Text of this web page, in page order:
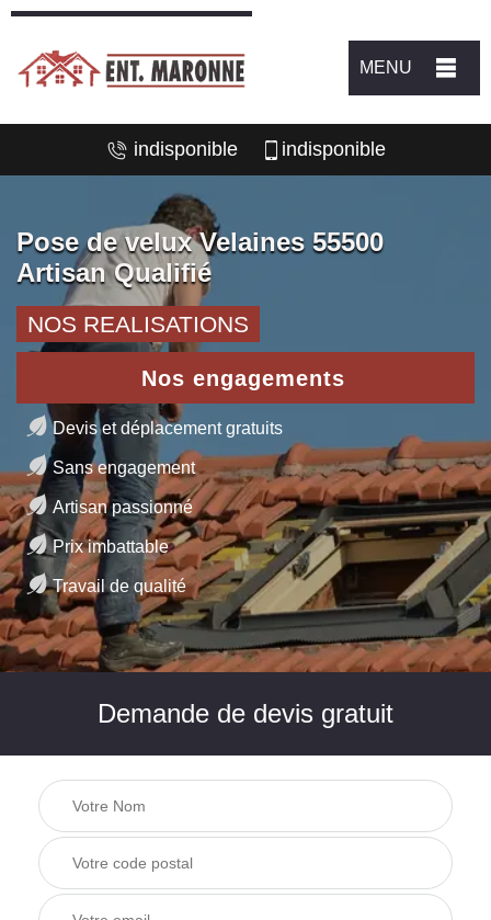
MENU
indisponible indisponible
Pose de velux Velaines 55500
Artisan Qualifié
NOS REALISATIONS
Nos engagements
Devis et déplacement gratuits
Sans engagement
Artisan passionné
Prix imbattable
Travail de qualité
Demande de devis gratuit